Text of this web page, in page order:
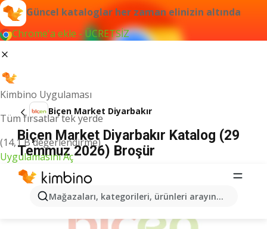
Güncel kataloglar her zaman elinizin altında
Chrome'a ekle - ÜCRETSİZ
Kimbino Uygulaması
Tüm fırsatlar tek yerde
(14,1 B değerlendirme)
Uygulamasını Aç
Mağazaları, kategorileri, ürünleri arayın...
Biçen Market Diyarbakır
Biçen Market Diyarbakır Katalog (29
Temmuz 2026) Broşür